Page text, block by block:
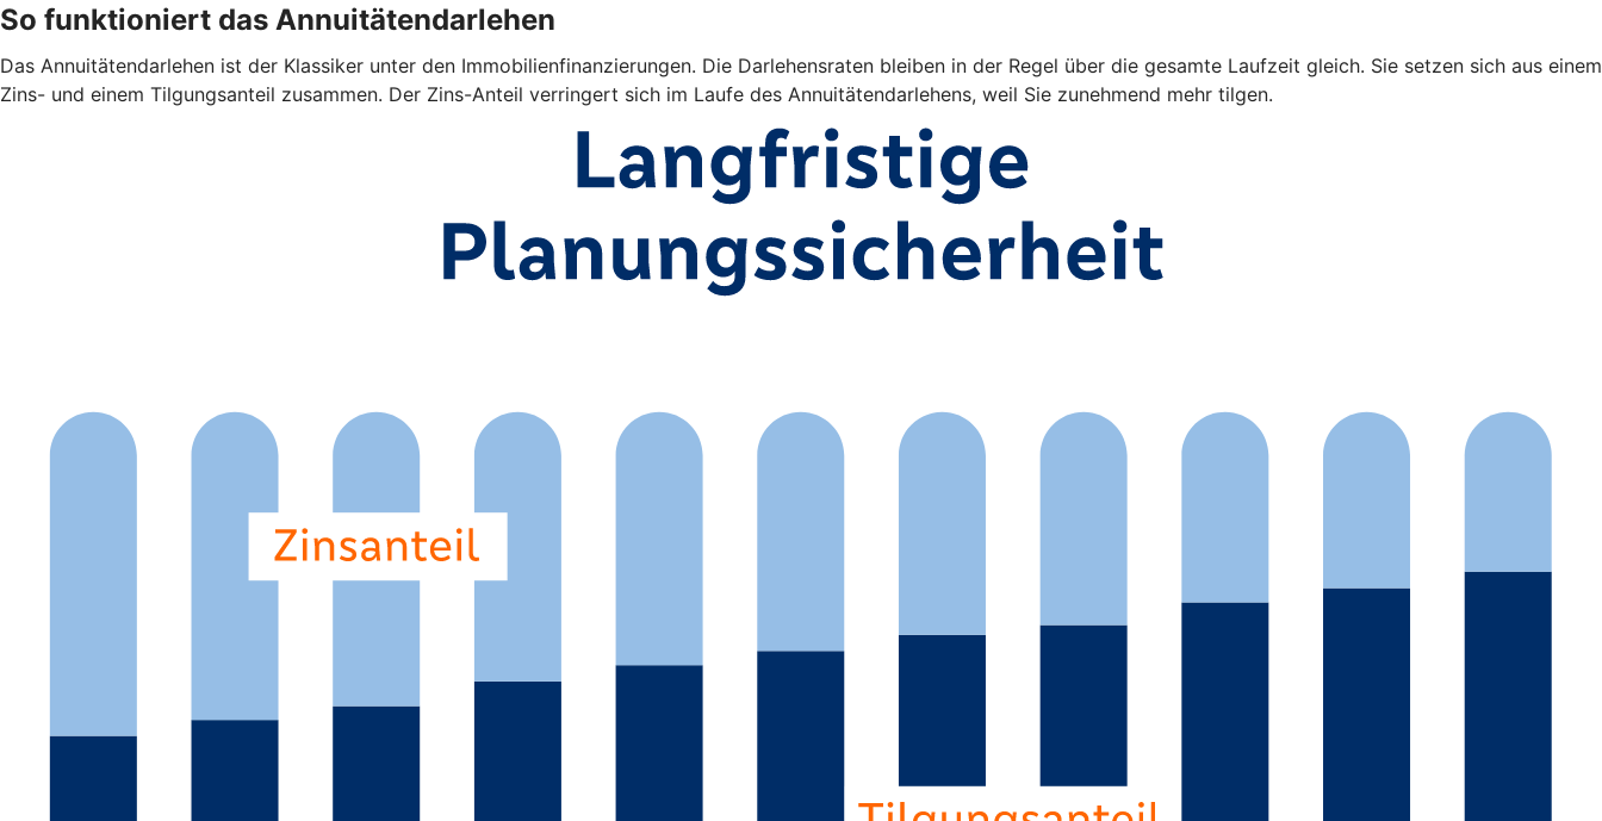
So funktioniert das Annuitätendarlehen
Das Annuitätendarlehen ist der Klassiker unter den Immobilienfinanzierungen. Die Darlehensraten bleiben in der Regel über die gesamte Laufzeit gleich. Sie setzen sich aus einem
Zins- und einem Tilgungsanteil zusammen. Der Zins-Anteil verringert sich im Laufe des Annuitätendarlehens, weil Sie zunehmend mehr tilgen.